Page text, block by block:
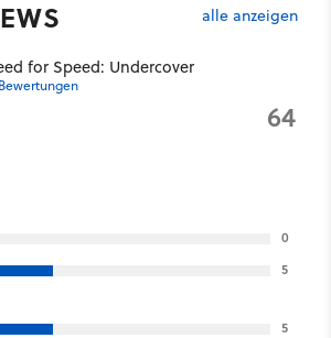
alle anzeigen
for Speed: Undercover
64
0
5
5